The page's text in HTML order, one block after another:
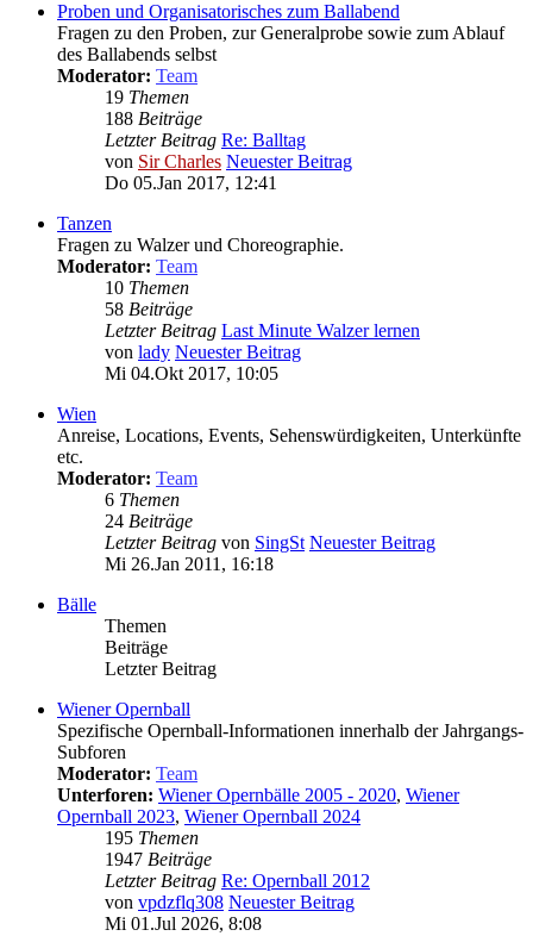
Proben und Organisatorisches zum Ballabend
Fragen zu den Proben, zur Generalprobe sowie zum Ablauf
des Ballabends selbst
Moderator: Team
19 Themen
188 Beiträge
Letzter Beitrag Re: Balltag
von Sir Charles Neuester Beitrag
Do 05.Jan 2017, 12:41
Tanzen
Fragen zu Walzer und Choreographie.
Moderator: Team
10 Themen
58 Beiträge
Letzter Beitrag Last Minute Walzer lernen
von lady Neuester Beitrag
Mi 04.Okt 2017, 10:05
Wien
Anreise, Locations, Events, Sehenswürdigkeiten, Unterkünfte
etc.
Moderator: Team
6 Themen
24 Beiträge
Letzter Beitrag von SingSt Neuester Beitrag
Mi 26.Jan 2011, 16:18
Bälle
Themen
Beiträge
Letzter Beitrag
Wiener Opernball
Spezifische Opernball-Informationen innerhalb der Jahrgangs-
Subforen
Moderator: Team
Unterforen: Wiener Opernbälle 2005 - 2020, Wiener
Opernball 2023, Wiener Opernball 2024
195 Themen
1947 Beiträge
Letzter Beitrag Re: Opernball 2012
von vpdzflq308 Neuester Beitrag
Mi 01.Jul 2026, 8:08